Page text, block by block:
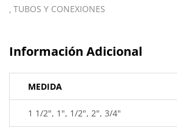
TUBOS Y CONEXIONES
Información Adicional
MEDIDA
1 1/2", 1", 1/2", 2", 3/4"